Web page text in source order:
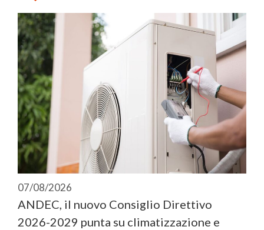
07/08/2026
ANDEC, il nuovo Consiglio Direttivo
2026-2029 punta su climatizzazione e